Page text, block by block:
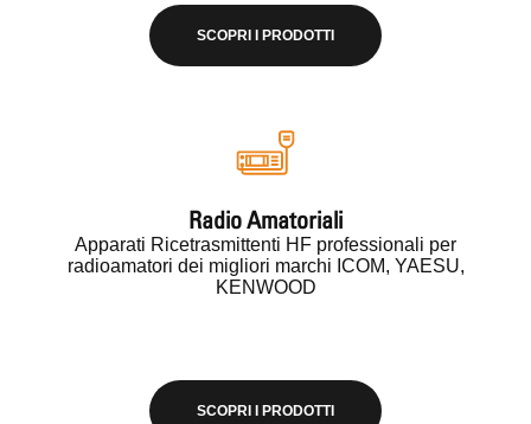
SCOPRI I PRODOTTI
Radio Amatoriali
Apparati Ricetrasmittenti HF professionali per
radioamatori dei migliori marchi ICOM, YAESU,
KENWOOD
SCOPRI I PRODOTTI